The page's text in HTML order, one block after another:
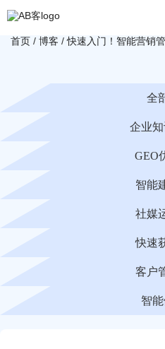
首页 / 博客 / 快速入门！智能营销
全
企业
GEO
智能
社媒
快速
客户
智